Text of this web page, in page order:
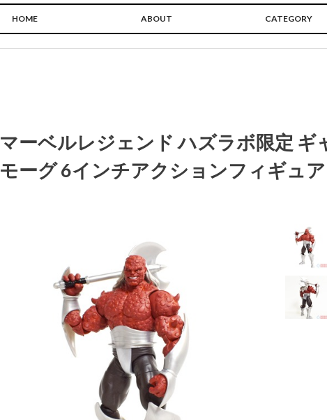
HOME ABOUT CATEGORY
マーベルレジェンド ハズラボ限定
モーグ 6インチアクションフィギュ